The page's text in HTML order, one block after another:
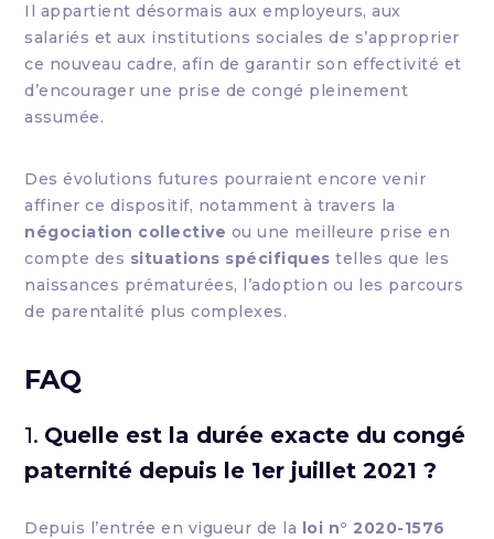
Il appartient désormais aux employeurs, aux
salariés et aux institutions sociales de s’approprier
ce nouveau cadre, afin de garantir son effectivité et
d’encourager une prise de congé pleinement
assumée.
Des évolutions futures pourraient encore venir
affiner ce dispositif, notamment à travers la
négociation collective ou une meilleure prise en
compte des situations spécifiques telles que les
naissances prématurées, l’adoption ou les parcours
de parentalité plus complexes.
FAQ
1. Quelle est la durée exacte du congé
paternité depuis le 1er juillet 2021 ?
Depuis l’entrée en vigueur de la loi n° 2020-1576